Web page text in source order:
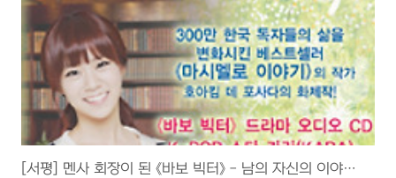
마 신화를 의무감으로 읽었고 신들의 관계를 정리하며 '교양'을 쌓을 수
있게 되었다고 합니다..
[서평] 멘사 회장이 된 《바보 빅터》 - 남의 자신의 이야기, 가장 중요한 건 자신을 믿는 것!!